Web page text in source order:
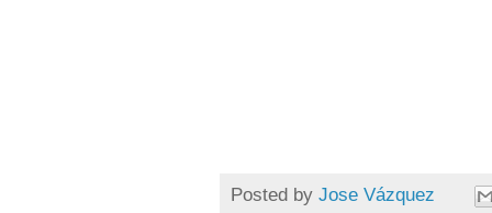
Posted by Jose Vázquez